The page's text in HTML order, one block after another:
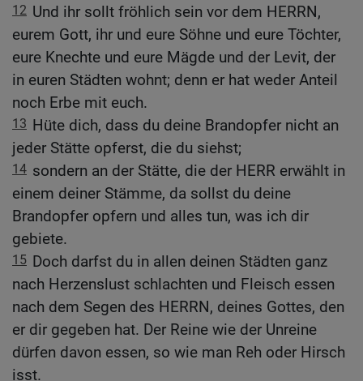
12 Und ihr sollt fröhlich sein vor dem HERRN,
eurem Gott, ihr und eure Söhne und eure Töchter,
eure Knechte und eure Mägde und der Levit, der
in euren Städten wohnt; denn er hat weder Anteil
noch Erbe mit euch.
13 Hüte dich, dass du deine Brandopfer nicht an
jeder Stätte opferst, die du siehst;
14 sondern an der Stätte, die der HERR erwählt in
einem deiner Stämme, da sollst du deine
Brandopfer opfern und alles tun, was ich dir
gebiete.
15 Doch darfst du in allen deinen Städten ganz
nach Herzenslust schlachten und Fleisch essen
nach dem Segen des HERRN, deines Gottes, den
er dir gegeben hat. Der Reine wie der Unreine
dürfen davon essen, so wie man Reh oder Hirsch
isst.